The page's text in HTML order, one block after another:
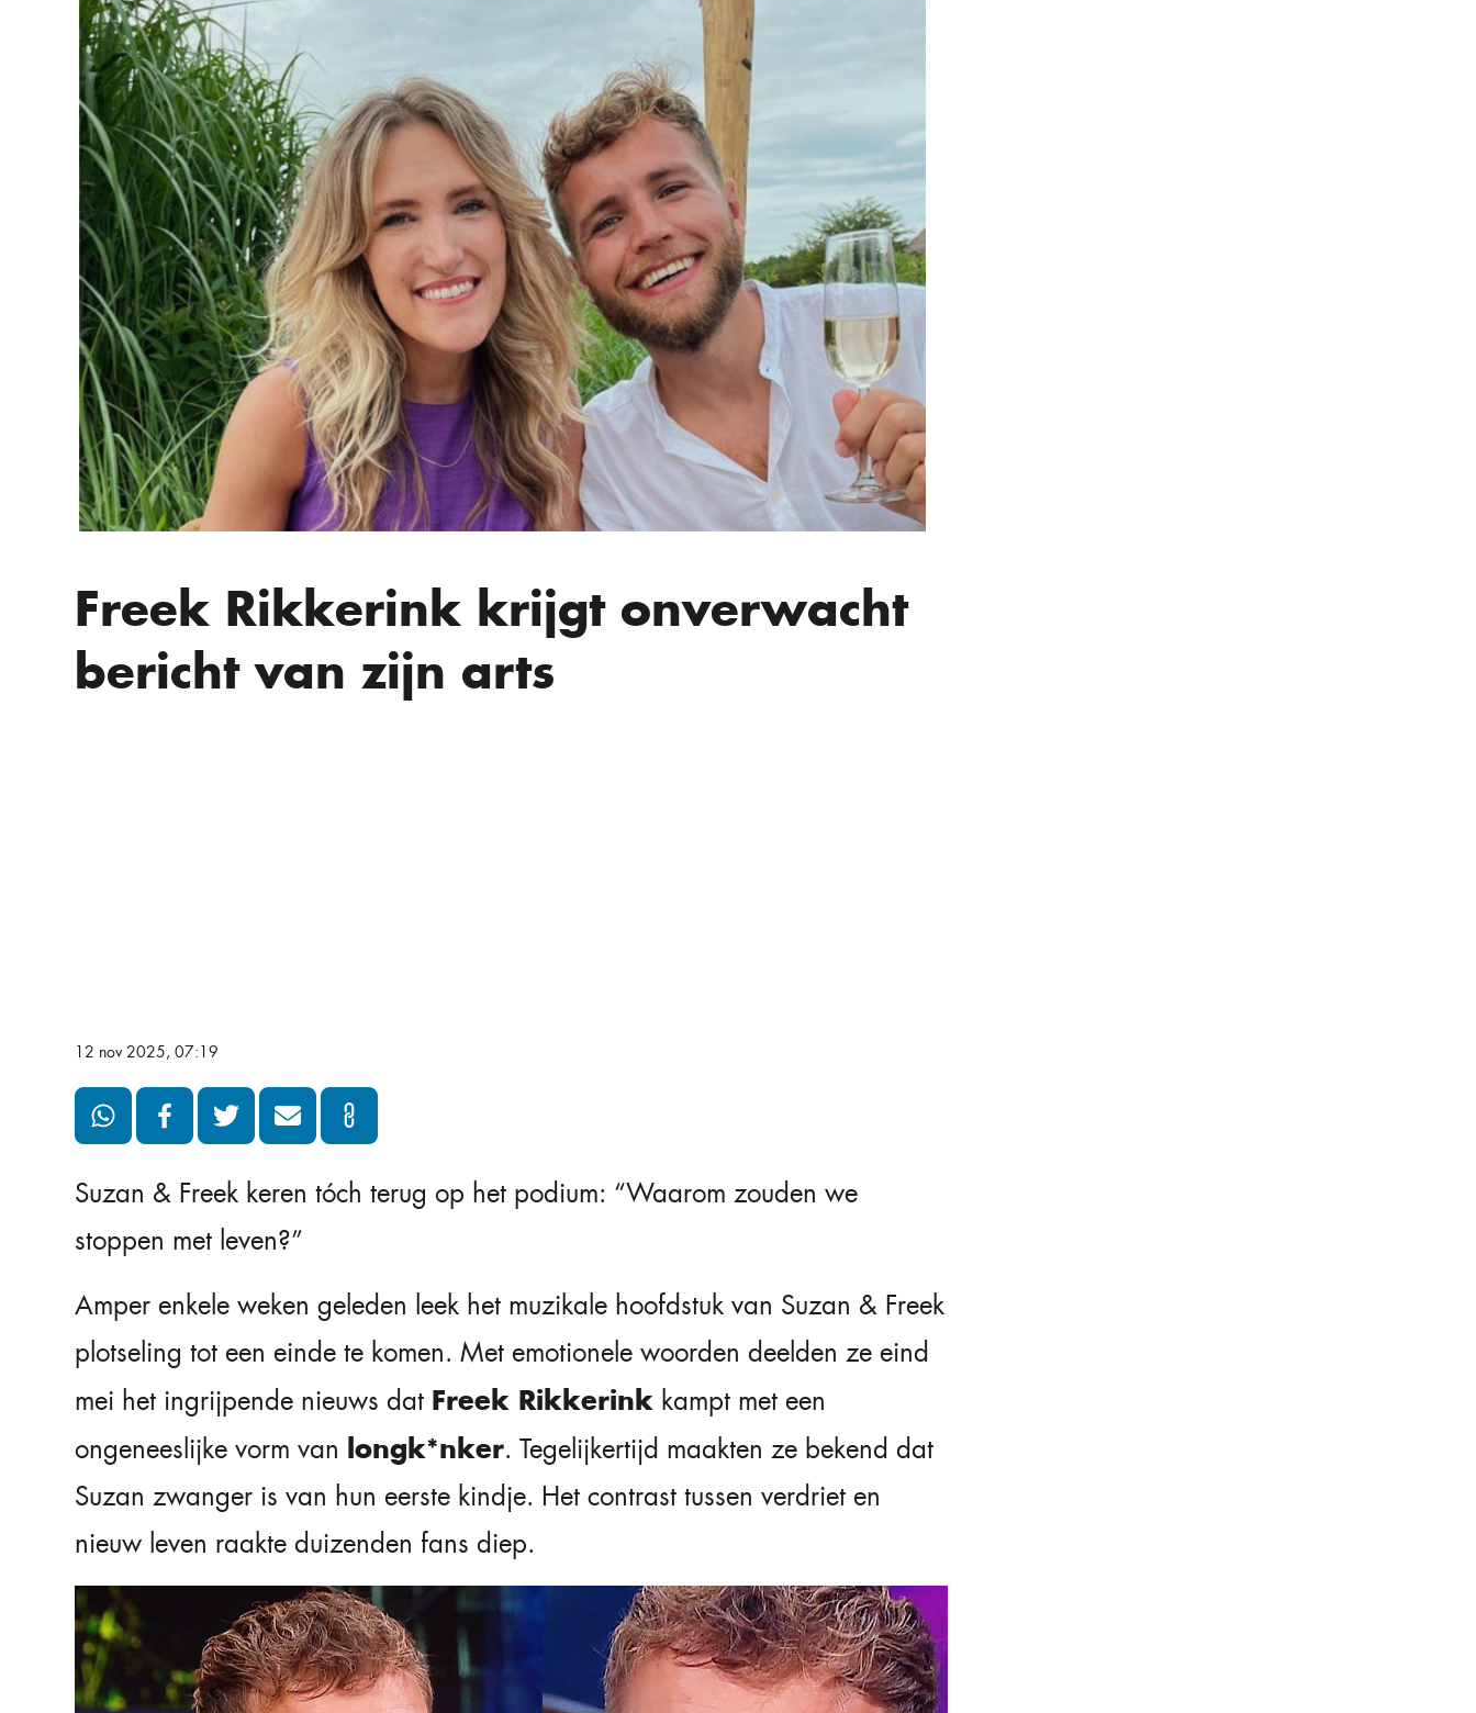
Freek Rikkerink krijgt onverwacht
bericht van zijn arts
12 nov 2025, 07:19
Suzan & Freek keren tóch terug op het podium: “Waarom zouden we
stoppen met leven?”
Amper enkele weken geleden leek het muzikale hoofdstuk van Suzan & Freek
plotseling tot een einde te komen. Met emotionele woorden deelden ze eind
mei het ingrijpende nieuws dat Freek Rikkerink kampt met een
ongeneeslijke vorm van longk*nker. Tegelijkertijd maakten ze bekend dat
Suzan zwanger is van hun eerste kindje. Het contrast tussen verdriet en
nieuw leven raakte duizenden fans diep.